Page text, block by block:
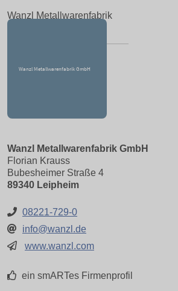
Wanzl Metallwarenfabrik
Wanzl Metallwarenfabrik GmbH
Florian Krauss
Bubesheimer Straße 4
89340 Leipheim
08221-729-0
info@wanzl.de
www.wanzl.com
ein smARTes Firmenprofil